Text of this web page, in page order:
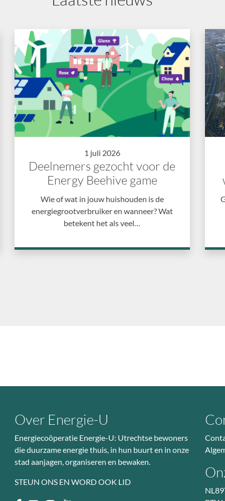
1 juli 2026
Deelnemers gezocht voor de
Energy Beehive game
Wie of wat in jouw huishouden is de
energiegrootverbruiker en wanneer? Wat
betekent het als veel…
Over Energie-U
Energiecoöperatie Energie-U: Utrechtse bewoners
die duurzame energie thuis, in hun buurt en in onze
stad aanjagen, organiseren en bewaken.
STEUN ONS EN WORD OOK LID